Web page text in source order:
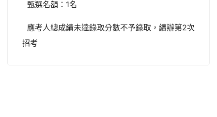
甄選名額：1名
應考人總成績未達錄取分數不予錄取，續辦第2次
招考